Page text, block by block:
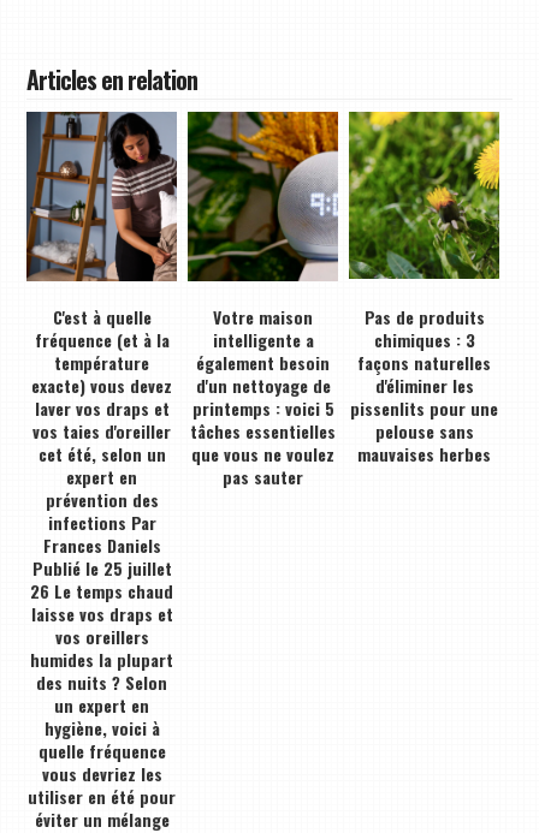
Articles en relation
C'est à quelle
fréquence (et à la
température
exacte) vous devez
laver vos draps et
vos taies d'oreiller
cet été, selon un
expert en
prévention des
infections Par
Frances Daniels
Publié le 25 juillet
26 Le temps chaud
laisse vos draps et
vos oreillers
humides la plupart
des nuits ? Selon
un expert en
hygiène, voici à
quelle fréquence
vous devriez les
utiliser en été pour
éviter un mélange
Votre maison
intelligente a
également besoin
d'un nettoyage de
printemps : voici 5
tâches essentielles
que vous ne voulez
pas sauter
Pas de produits
chimiques : 3
façons naturelles
d'éliminer les
pissenlits pour une
pelouse sans
mauvaises herbes